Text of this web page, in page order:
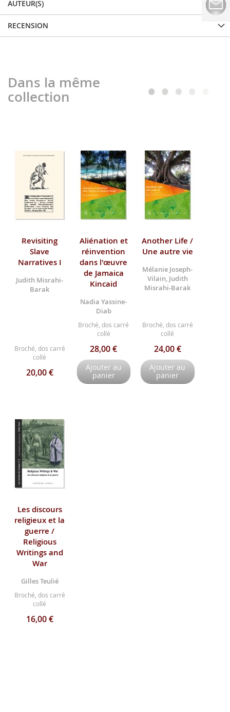
AUTEUR(S)
RECENSION
Dans la même
collection
Revisiting
Slave
Narratives I
Judith Misrahi-
Barak
Broché, dos carré
collé
20,00 €
Aliénation et
réinvention
dans l'œuvre
de Jamaica
Kincaid
Nadia Yassine-
Diab
Broché, dos carré
collé
28,00 €
Ajouter au
panier
Another Life /
Une autre vie
Mélanie Joseph-
Vilain, Judith
Misrahi-Barak
Broché, dos carré
collé
24,00 €
Ajouter au
panier
Les discours
religieux et la
guerre /
Religious
Writings and
War
Gilles Teulié
Broché, dos carré
collé
16,00 €